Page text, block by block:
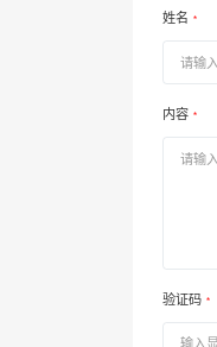
姓名 *
内容 *
验证码 *